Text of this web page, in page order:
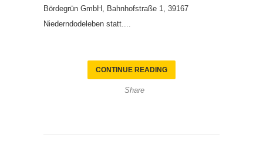
Bördegrün GmbH, Bahnhofstraße 1, 39167
Niederndodeleben statt....
CONTINUE READING
Share